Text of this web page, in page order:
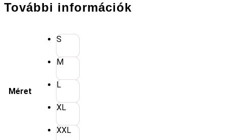
További információk
Méret
S
M
L
XL
XXL